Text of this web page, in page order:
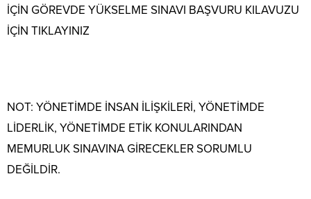
İÇİN GÖREVDE YÜKSELME SINAVI BAŞVURU KILAVUZU
İÇİN TIKLAYINIZ
NOT: YÖNETİMDE İNSAN İLİŞKİLERİ, YÖNETİMDE
LİDERLİK, YÖNETİMDE ETİK KONULARINDAN
MEMURLUK SINAVINA GİRECEKLER SORUMLU
DEĞİLDİR.